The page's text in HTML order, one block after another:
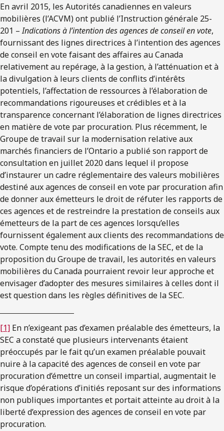
En avril 2015, les Autorités canadiennes en valeurs
mobilières (l’ACVM) ont publié l’Instruction générale 25-
201 –Indications à l’intention des agences de conseil en vote,
fournissant des lignes directrices à l’intention des agences
de conseil en vote faisant des affaires au Canada
relativement au repérage, à la gestion, à l’atténuation et à
la divulgation à leurs clients de conflits d’intérêts
potentiels, l’affectation de ressources à l’élaboration de
recommandations rigoureuses et crédibles et à la
transparence concernant l’élaboration de lignes directrices
en matière de vote par procuration. Plus récemment, le
Groupe de travail sur la modernisation relative aux
marchés financiers de l’Ontario a publié son rapport de
consultation en juillet 2020 dans lequel il propose
d’instaurer un cadre réglementaire des valeurs mobilières
destiné aux agences de conseil en vote par procuration afin
de donner aux émetteurs le droit de réfuter les rapports de
ces agences et de restreindre la prestation de conseils aux
émetteurs de la part de ces agences lorsqu’elles
fournissent également aux clients des recommandations de
vote. Compte tenu des modifications de la SEC, et de la
proposition du Groupe de travail, les autorités en valeurs
mobilières du Canada pourraient revoir leur approche et
envisager d’adopter des mesures similaires à celles dont il
est question dans les règles définitives de la SEC.
[1] En n’exigeant pas d’examen préalable des émetteurs, la
SEC a constaté que plusieurs intervenants étaient
préoccupés par le fait qu’un examen préalable pouvait
nuire à la capacité des agences de conseil en vote par
procuration d’émettre un conseil impartial, augmentait le
risque d’opérations d’initiés reposant sur des informations
non publiques importantes et portait atteinte au droit à la
liberté d’expression des agences de conseil en vote par
procuration.